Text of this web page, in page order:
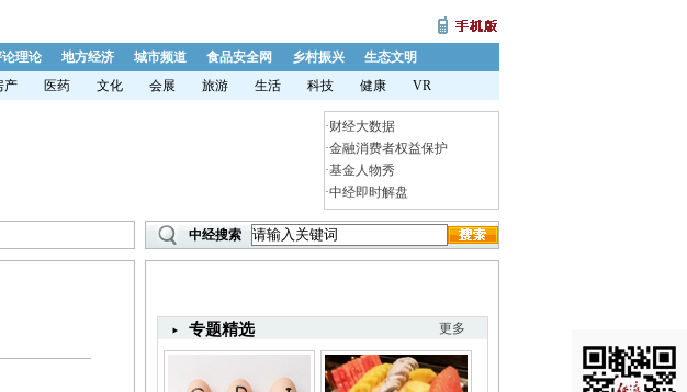
理论 地方经济 城市频道 食品安全网 乡村振兴
生态文明
产 医药 文化 会展 旅游 生活 科技 健康 VR
·财经大数据
·金融消费者权益保护
·基金人物秀
·中经即时解盘
中经搜索
专题精选 更多